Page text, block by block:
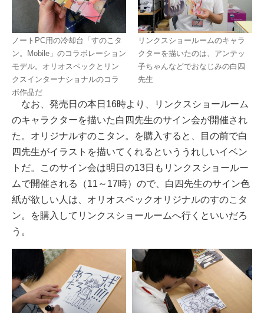
ノートPC用の冷却台「すのこタ
ン。Mobile」のコラボレーション
モデル。オリオスペックとリン
クスインターナショナルのコラ
ボ作品だ
リンクスショールームのキャラ
クターを描いたのは、アンテッ
子ちゃんなどでおなじみの白四
先生
なお、発売日の本日16時より、リンクスショールーム
のキャラクターを描いた白四先生のサイン会が開催され
た。オリジナルすのこタン。を購入すると、目の前で白
四先生がイラストを描いてくれるといううれしいイベン
トだ。このサイン会は明日の13日もリンクスショールー
ムで開催される（11～17時）ので、白四先生のサイン色
紙が欲しい人は、オリオスペックオリジナルのすのこタ
ン。を購入してリンクスショールームへ行くといいだろ
う。